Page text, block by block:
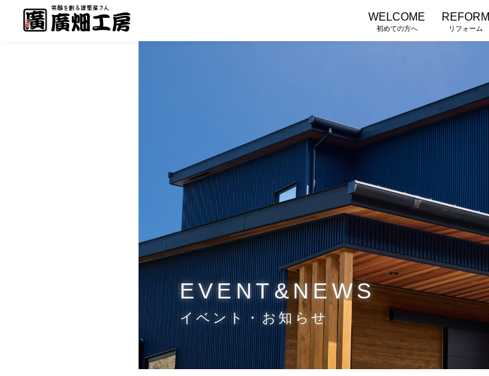
WELCOME
初めての方へ
REFORM
リフォーム
EVENT&NEWS
イベント・お知らせ